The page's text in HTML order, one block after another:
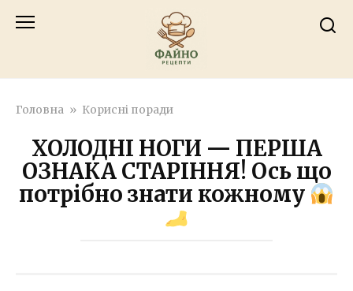
Головна » Корисні поради
ХОЛОДНІ НОГИ — ПЕРША
ОЗНАКА СТАРІННЯ! Ось що
потрібно знати кожному